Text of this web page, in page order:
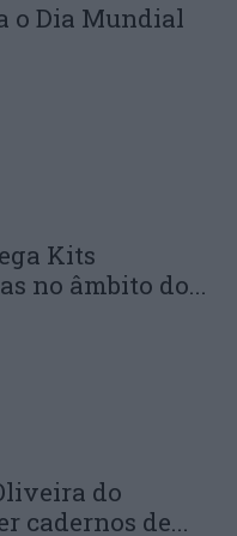
o Dia Mundial
Kits
no âmbito do...
do
cadernos de...